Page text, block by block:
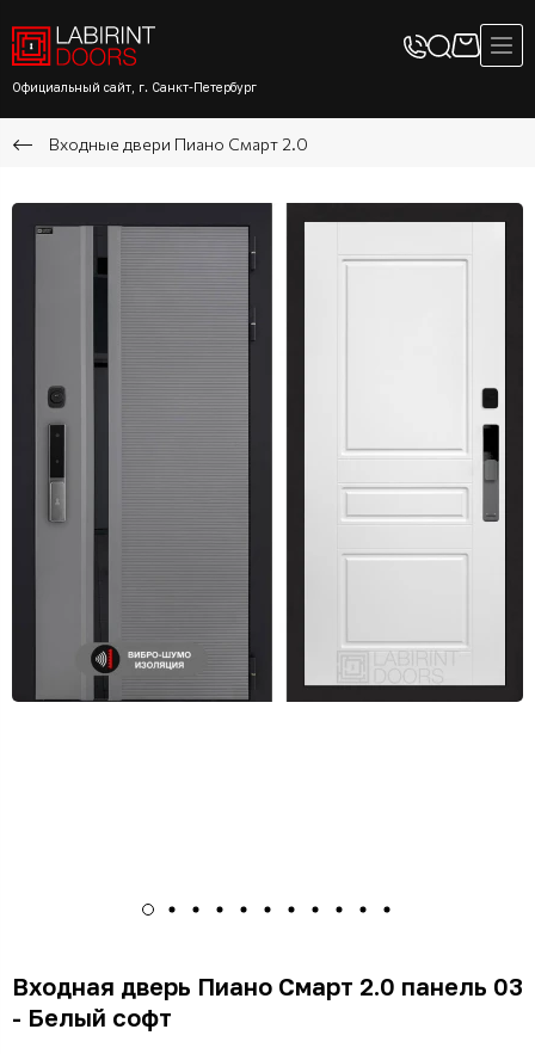
Официальный сайт, г. Санкт-Петербург
Входные двери Пиано Смарт 2.0
Входная дверь Пиано Смарт 2.0 панель 03
- Белый софт